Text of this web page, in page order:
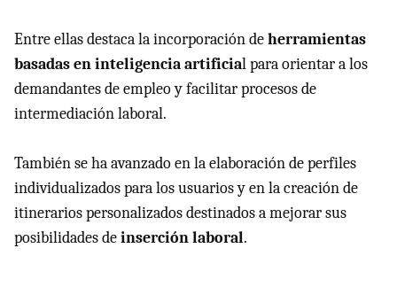
Entre ellas destaca la incorporación deherramientas
basadas en inteligencia artificial para orientar a los
demandantes de empleo y facilitar procesos de
intermediación laboral.
También se ha avanzado en la elaboración de perfiles
individualizados para los usuarios y en la creación de
itinerarios personalizados destinados a mejorar sus
posibilidades deinserción laboral.